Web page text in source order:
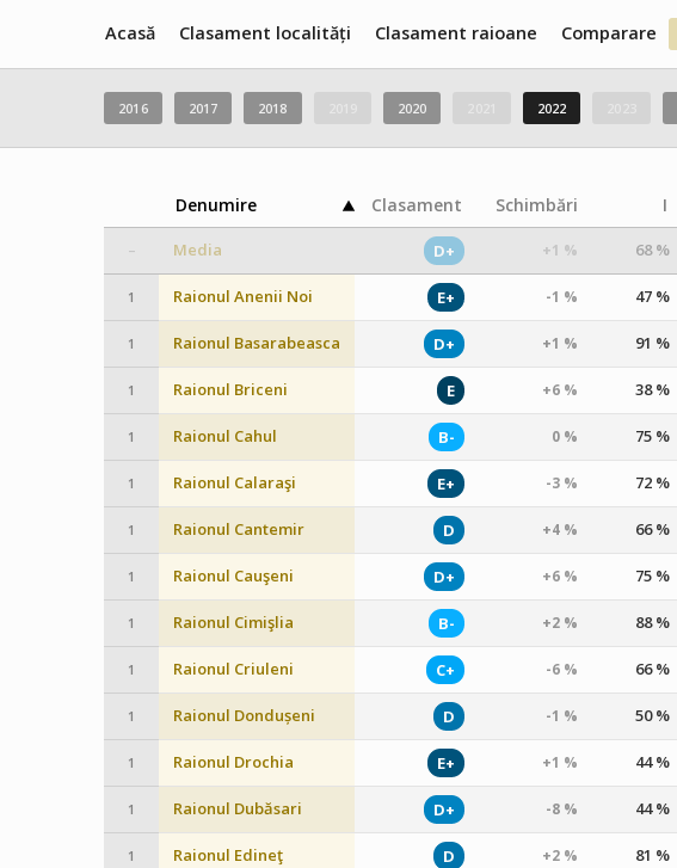
Acasă Clasament localități Clasament raioane Comparare
2016 2017 2018 2020 2022
Denumire Clasament Schimbări I
– Media D+ +1 % 68 %
1 Raionul Anenii Noi E+ -1 % 47 %
1 Raionul Basarabeasca D+ +1 % 91 %
1 Raionul Briceni E +6 % 38 %
1 Raionul Cahul B- 0 % 75 %
1 Raionul Calaraşi E+ -3 % 72 %
1 Raionul Cantemir D +4 % 66 %
1 Raionul Cauşeni D+ +6 % 75 %
1 Raionul Cimişlia B- +2 % 88 %
1 Raionul Criuleni C+ -6 % 66 %
1 Raionul Dondușeni D -1 % 50 %
1 Raionul Drochia E+ +1 % 44 %
1 Raionul Dubăsari D+ -8 % 44 %
1 Raionul Edineţ D +2 % 81 %